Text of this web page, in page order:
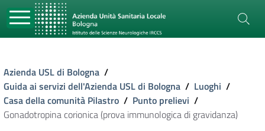
Azienda USL di Bologna /
Guida ai servizi dell'Azienda USL di Bologna / Luoghi /
Casa della comunità Pilastro / Punto prelievi /
Gonadotropina corionica (prova immunologica di gravidanza)